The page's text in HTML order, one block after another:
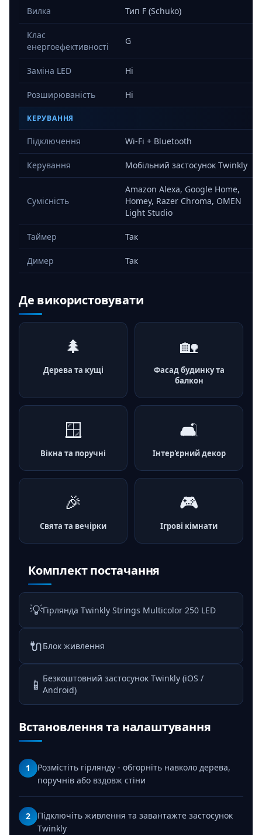
Вилка Тип F (Schuko)
Клас
енергоефективності
G
Заміна LED Ні
Розширюваність Ні
КЕРУВАННЯ
Підключення Wi-Fi + Bluetooth
Керування Мобільний застосунок Twinkly
Сумісність
Amazon Alexa, Google Home,
Homey, Razer Chroma, OMEN
Light Studio
Таймер Так
Димер Так
Де використовувати
🌲
Дерева та кущі
🏡
Фасад будинку та
балкон
🪟
Вікна та поручні
🛋️
Інтер'єрний декор
🎉
Свята та вечірки
🎮
Ігрові кімнати
Комплект постачання
💡Гірлянда Twinkly Strings Multicolor 250 LED
🔌Блок живлення
📱 Безкоштовний застосунок Twinkly (iOS /
Android)
Встановлення та налаштування
1
Розмістіть гірлянду - обгорніть навколо дерева,
поручнів або вздовж стіни
2
Підключіть живлення та завантажте застосунок
Twinkly